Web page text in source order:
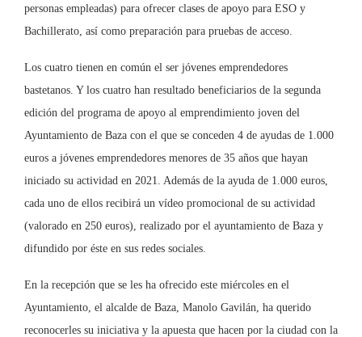
personas empleadas) para ofrecer clases de apoyo para ESO y
Bachillerato, así como preparación para pruebas de acceso.
Los cuatro tienen en común el ser jóvenes emprendedores
bastetanos. Y los cuatro han resultado beneficiarios de la segunda
edición del programa de apoyo al emprendimiento joven del
Ayuntamiento de Baza con el que se conceden 4 de ayudas de 1.000
euros a jóvenes emprendedores menores de 35 años que hayan
iniciado su actividad en 2021. Además de la ayuda de 1.000 euros,
cada uno de ellos recibirá un vídeo promocional de su actividad
(valorado en 250 euros), realizado por el ayuntamiento de Baza y
difundido por éste en sus redes sociales.
En la recepción que se les ha ofrecido este miércoles en el
Ayuntamiento, el alcalde de Baza, Manolo Gavilán, ha querido
reconocerles su iniciativa y la apuesta que hacen por la ciudad con la